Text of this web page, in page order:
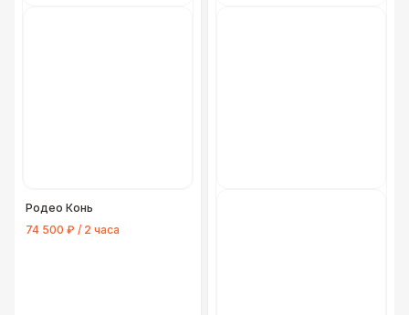
Родео Конь
74 500 ₽ / 2 часа